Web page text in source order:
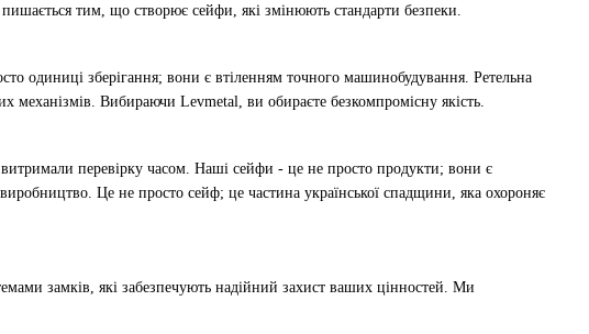
тим, що створює сейфи, які змінюють стандарти безпеки.
одиниці зберігання; вони є втіленням точного машинобудування. Ретельна
механізмів. Вибираючи Levmetal, ви обираєте безкомпромісну якість.
перевірку часом. Наші сейфи - це не просто продукти; вони є
Це не просто сейф; це частина української спадщини, яка охороняє
замків, які забезпечують надійний захист ваших цінностей. Ми